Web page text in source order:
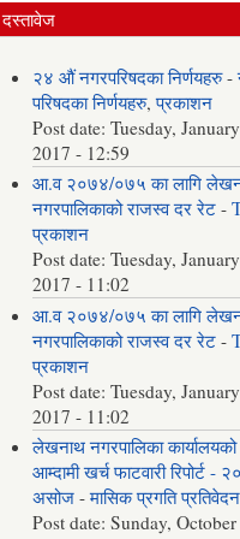
दस्तावेज
२४ औं नगरपरिषदका निर्णयहरु-
परिषदका निर्णयहरु,प्रकाशन
Post date:Tuesday,
2017 - 12:59
आ.व २०७४/०७५ का लागि
नगरपालिकाको राजस्व दर रेट-
प्रकाशन
Post date:Tuesday,
2017 - 11:02
आ.व २०७४/०७५ का लागि
नगरपालिकाको राजस्व दर रेट-
प्रकाशन
Post date:Tuesday,
2017 - 11:02
लेखनाथ नगरपालिका
आम्दामी खर्च फाटवारी रिपोर्ट -
असोज -मासिक प्रगति प्रतिवेदन
Post date:Sunday,